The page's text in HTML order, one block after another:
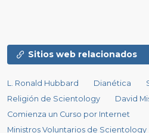
Sitios web relacionados
L. Ronald Hubbard Dianética
Religión de Scientology
David
Comienza un Curso por Internet
Ministros Voluntarios de Scientology